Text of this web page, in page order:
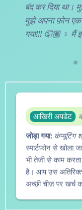
बंद कर दिया
मुझे अपना फ़ोन एक
गया!!! 🤦🏽 ‍‍♀️ मैं
आखिरी अपडेट
जोड़ा गया: कंप्यूटिंग
स्मार्टफोन से खोला
भी तेजी से काम
है। आप उस
अच्छी चीज़ पर खर्च